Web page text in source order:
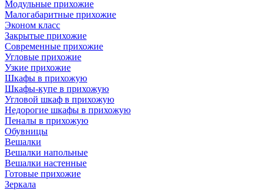
Модульные прихожие
Малогабаритные прихожие
Эконом класс
Закрытые прихожие
Современные прихожие
Угловые прихожие
Узкие прихожие
Шкафы в прихожую
Шкафы-купе в прихожую
Угловой шкаф в прихожую
Недорогие шкафы в прихожую
Пеналы в прихожую
Обувницы
Вешалки
Вешалки напольные
Вешалки настенные
Готовые прихожие
Зеркала